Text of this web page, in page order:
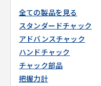
全ての製品を見る
スタンダードチャック
アドバンスチャック
ハンドチャック
チャック部品
把握力計